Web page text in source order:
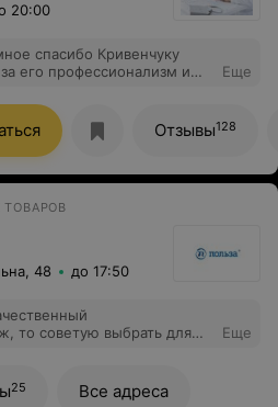
20:00
спасибо Кривенчуку
его профессионализм и
Еще
Отзывы128
48 до 17:50
то советую выбрать для
Еще
25 Все адреса